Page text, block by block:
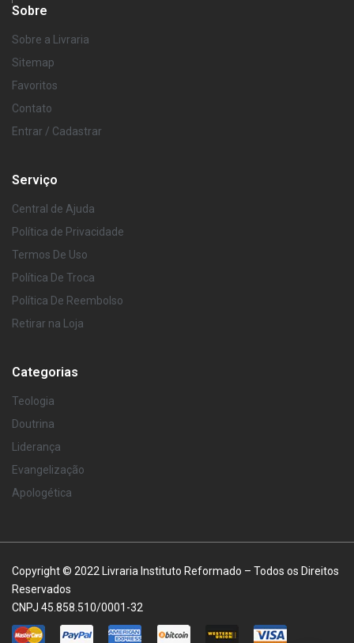
Sobre
Sobre a Livraria
Sitemap
Favoritos
Contato
Entrar / Cadastrar
Serviço
Central de Ajuda
Política de Privacidade
Termos De Uso
Política De Troca
Política De Reembolso
Retirar na Loja
Categorias
Teologia
Doutrina
Liderança
Evangelização
Apologética
Copyright © 2022 Livraria Instituto Reformado – Todos os Direitos
Reservados
CNPJ 45.858.510/0001-32